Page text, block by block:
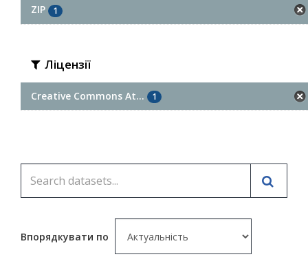
ZIP 1
Ліцензії
Creative Commons At... 1
Впорядкувати по